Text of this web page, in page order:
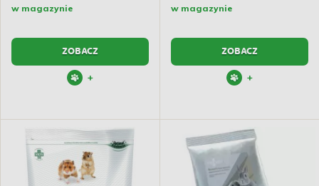
w magazynie
ZOBACZ
+
w magazynie
ZOBACZ
+